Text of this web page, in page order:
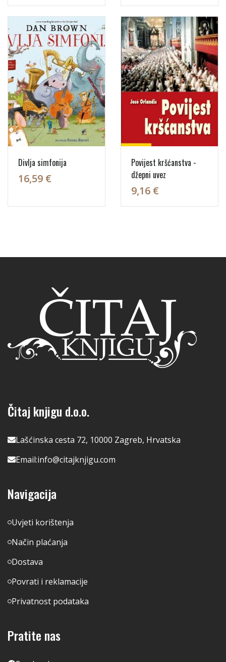
Divlja simfonija
16,59 €
Povijest kršćanstva -
džepni uvez
9,16 €
Čitaj knjigu d.o.o.
Lašćinska cesta 72, 10000 Zagreb, Hrvatska
Email:info@citajknjigu.com
Navigacija
Uvjeti korištenja
Način plaćanja
Dostava
Povrati i reklamacije
Privatnost podataka
Pratite nas